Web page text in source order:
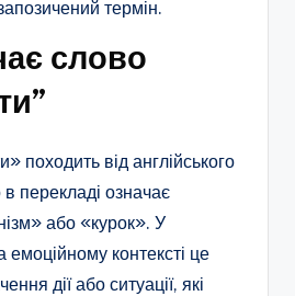
термін.
слово
походить від англійського
перекладі означає
або «курок». У
емоційному контексті це
дії або ситуації, які